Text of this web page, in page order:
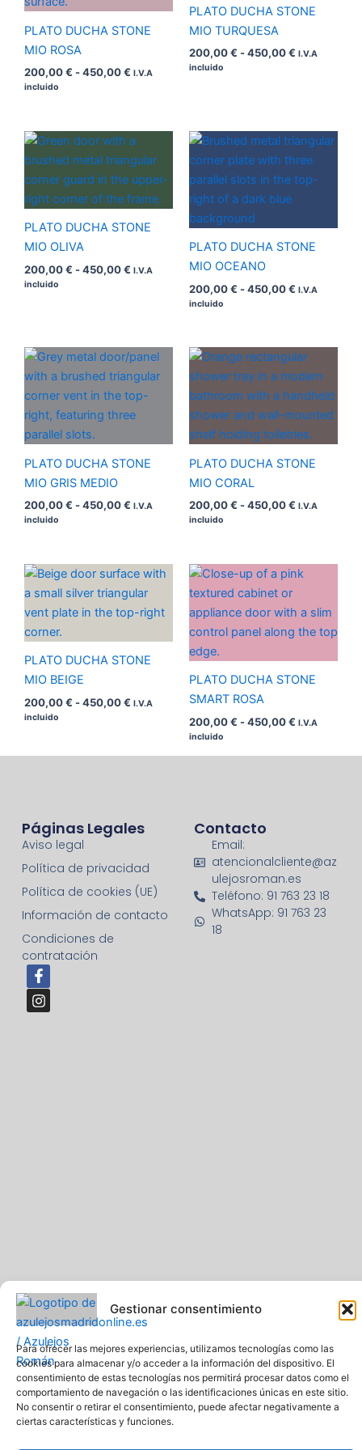
Gestionar consentimiento
Para ofrecer las mejores experiencias, utilizamos tecnologías como las
cookies para almacenar y/o acceder a la información del dispositivo. El
consentimiento de estas tecnologías nos permitirá procesar datos como el
comportamiento de navegación o las identificaciones únicas en este sitio.
No consentir o retirar el consentimiento, puede afectar negativamente a
ciertas características y funciones.
PLATO DUCHA STONE
MIO ROSA
200,00€ -450,00€ I.V.A
incluido
PLATO DUCHA STONE
MIO TURQUESA
200,00€ -450,00€ I.V.A
incluido
PLATO DUCHA STONE
MIO OLIVA
200,00€ -450,00€
Rango
precios:
desde
200,00 €
hasta
I.V.A
incluido
PLATO DUCHA STONE
MIO OCEANO
200,00€ -450,00€
Rango
precios:
desde
I.V.A
incluido
PLATO DUCHA STONE
MIO GRIS MEDIO
200,00€ -450,00€
Rango
de
precios:
desde
hasta
I.V.A
incluido
PLATO DUCHA STONE
MIO CORAL
200,00€ -450,00€
Rango
precios:
desde
200,00 €
hasta
450,00 €
I.V.A
incluido
PLATO DUCHA STONE
MIO BEIGE
200,00€ -450,00€
Rango
precios:
desde
I.V.A
incluido
PLATO DUCHA STONE
SMART ROSA
200,00€ -450,00€
Rango
desde
200,00 €
hasta
I.V.A
incluido
Páginas Legales
Aviso legal
Política de privacidad
Política de cookies (UE)
Información de contacto
Condiciones de
contratación
Contacto
Email:
atencionalcliente@az
ulejosroman.es
Teléfono: 91 763 23 18
WhatsApp: 91 763 23
18
F
a
c
e
I
n
s
t
Pavimentos y Azulejos Román S.L.. Todos los derechos
reservados
Web creada y diseñada por Pavimentos y Azulejos Román S.L